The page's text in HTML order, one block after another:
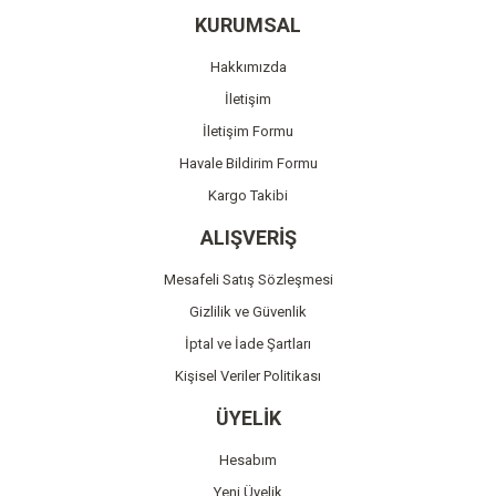
Ürün bilgilerinde hatalar bulunuyor.
Ürün fiyatı diğer sitelerden daha pahalı.
Bu ürüne benzer farklı alternatifler olmalı.
Gönder
KURUMSAL
Hakkımızda
İletişim
İletişim Formu
Havale Bildirim Formu
Kargo Takibi
ALIŞVERİŞ
Mesafeli Satış Sözleşmesi
Gizlilik ve Güvenlik
İptal ve İade Şartları
Kişisel Veriler Politikası
ÜYELİK
Hesabım
Yeni Üyelik